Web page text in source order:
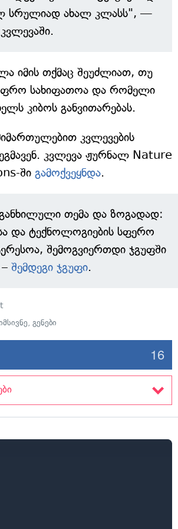
სრულიად ახალ კლასს", —
იმის თქმაც შეუძლიათ, თუ
სახიფათოა და რომელი
კიბოს განვითარებას.
კვლევების
კვლევა ჟურნალ Nature
ში გამოქვეყნდა.
თემა და ზოგადად:
და ტექნოლოგიების სფერო
შემოგვიერთდი ჯგუფში
– შემდეგი ჯგუფი.
, გენები
16